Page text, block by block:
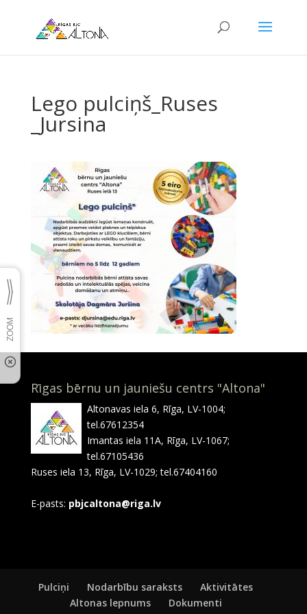
Lego pulciņš_Ruses
_Jursina
Rīgas bērnu un jauniešu centrs "Altona"
Altonavas iela 6, Rīga, LV-1004;
tel.67612354
Imantas iela 11A, Rīga, LV-1067;
tel.67105436
Ruses iela 13, Rīga, LV-1029; tel.67404160
E-pasts: pbjcaltona@riga.lv
Pulciņi Nodarbību saraksts
Aktivitātes
Altonas lepnums
Dokumenti